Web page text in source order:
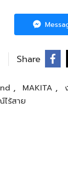
Share
, MAKITA ,
ร้สาย